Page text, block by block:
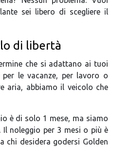
sei libero di scegliere il
di libertà
che si adattano ai tuoi
le vacanze, per lavoro o
aria, abbiamo il veicolo che
è di solo 1 mese, ma siamo
Il noleggio per 3 mesi o più è
chi desidera godersi Golden